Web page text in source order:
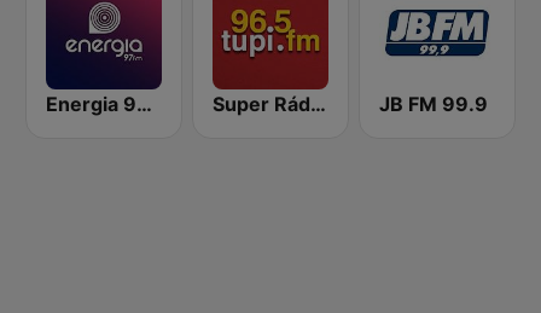
Energia 97 FM Super Rádio Tupi JB FM 99.9